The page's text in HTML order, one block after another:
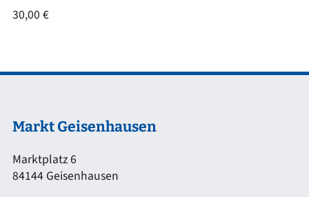
30,00 €
Markt Geisenhausen
Marktplatz 6
84144 Geisenhausen